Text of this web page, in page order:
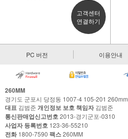
고객센터
연결하기
PC 버전 이용안내
260MM
경기도 군포시 당정동 1007-4 105-201 260mm
대표 김범준 개인정보 보호 책임자김범준
통신판매업신고번호2013-경기군포-0310
사업자 등록번호 123-36-55210
전화1800-7590 팩스260MM